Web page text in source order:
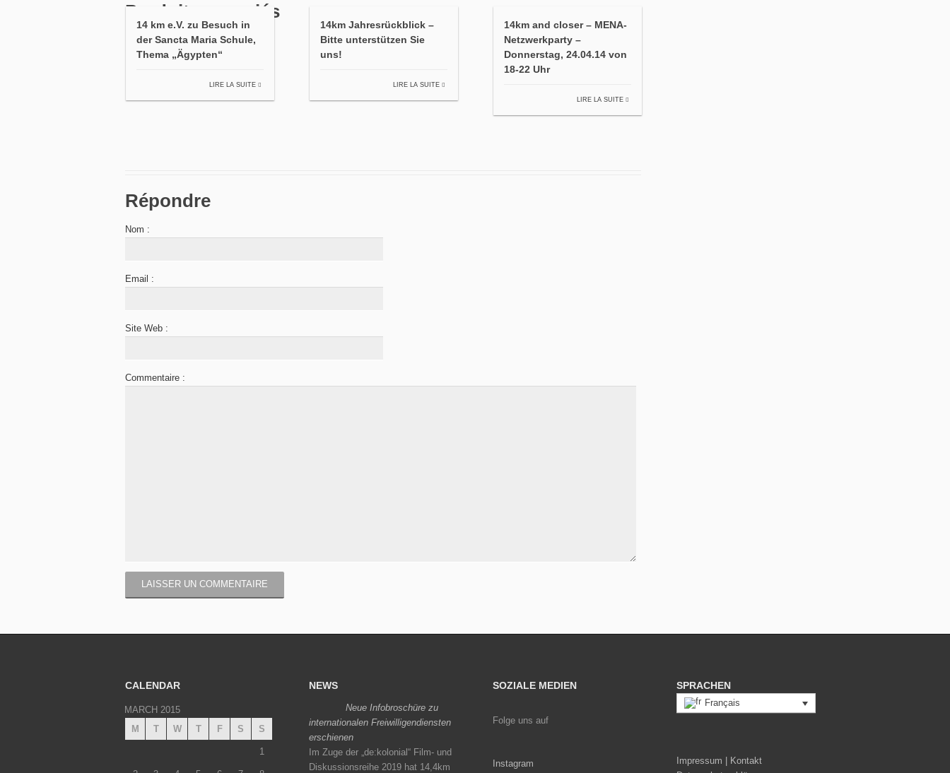
Produits associés
14 km e.V. zu Besuch in
der Sancta Maria Schule,
Thema „Ägypten“
LIRE LA SUITE
14km Jahresrückblick –
Bitte unterstützen Sie
uns!
LIRE LA SUITE
14km and closer – MENA-
Netzwerkparty –
Donnerstag, 24.04.14 von
18-22 Uhr
LIRE LA SUITE
Répondre
Nom :
Email :
Site Web :
Commentaire :
CALENDAR
MARCH 2015
M
T W T F S S
1
NEWS
Neue Infobroschüre zu
internationalen Freiwilligendiensten
erschienen
Im Zuge der „de:kolonial“ Film- und
Diskussionsreihe 2019 hat 14,4km
SOZIALE MEDIEN
Folge uns auf
Instagram
SPRACHEN
Français
Impressum | Kontakt